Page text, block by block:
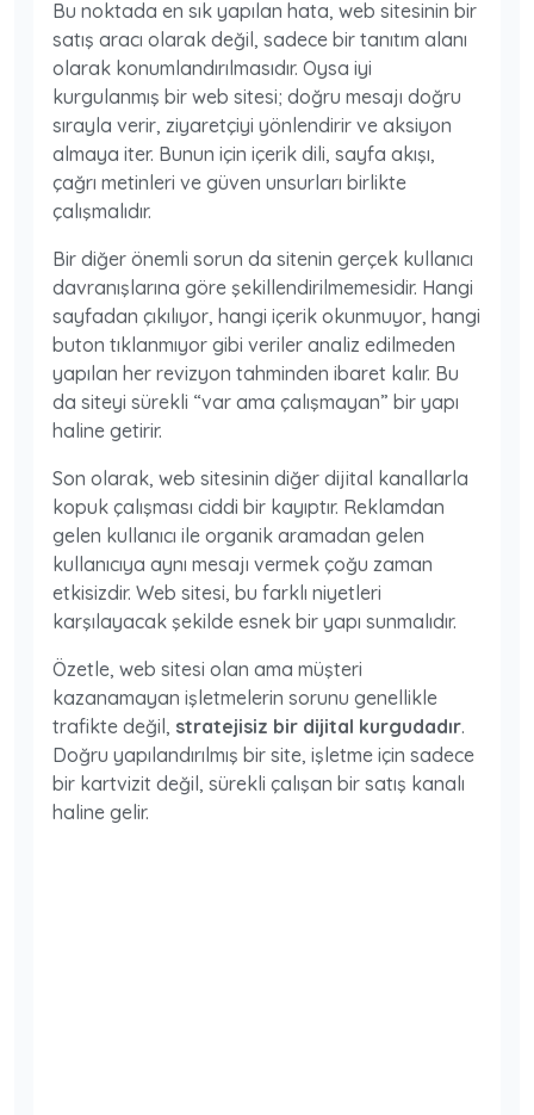
Bu noktada en sık yapılan hata, web sitesinin bir
satış aracı olarak değil, sadece bir tanıtım alanı
olarak konumlandırılmasıdır. Oysa iyi
kurgulanmış bir web sitesi; doğru mesajı doğru
sırayla verir, ziyaretçiyi yönlendirir ve aksiyon
almaya iter. Bunun için içerik dili, sayfa akışı,
çağrı metinleri ve güven unsurları birlikte
çalışmalıdır.
Bir diğer önemli sorun da sitenin gerçek kullanıcı
davranışlarına göre şekillendirilmemesidir. Hangi
sayfadan çıkılıyor, hangi içerik okunmuyor, hangi
buton tıklanmıyor gibi veriler analiz edilmeden
yapılan her revizyon tahminden ibaret kalır. Bu
da siteyi sürekli “var ama çalışmayan” bir yapı
haline getirir.
Son olarak, web sitesinin diğer dijital kanallarla
kopuk çalışması ciddi bir kayıptır. Reklamdan
gelen kullanıcı ile organik aramadan gelen
kullanıcıya aynı mesajı vermek çoğu zaman
etkisizdir. Web sitesi, bu farklı niyetleri
karşılayacak şekilde esnek bir yapı sunmalıdır.
Özetle, web sitesi olan ama müşteri
kazanamayan işletmelerin sorunu genellikle
trafikte değil, stratejisiz bir dijital kurgudadır.
Doğru yapılandırılmış bir site, işletme için sadece
bir kartvizit değil, sürekli çalışan bir satış kanalı
haline gelir.